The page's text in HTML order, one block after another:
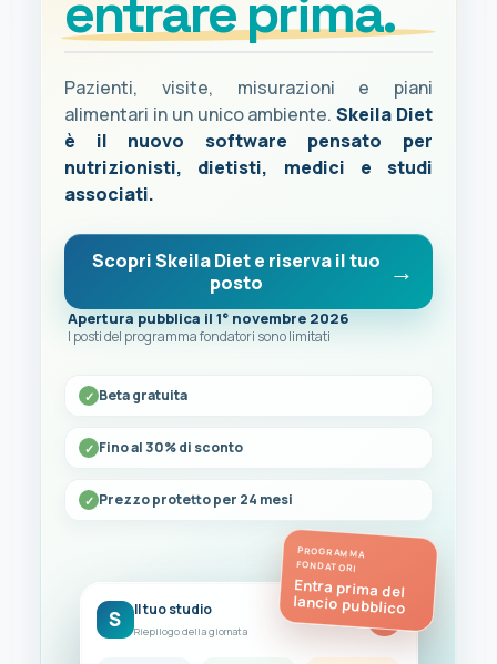
Pazienti, visite, misurazioni e piani
alimentari in un unico ambiente.Skeila Diet
è il nuovo software pensato per
nutrizionisti, dietisti, medici e studi
associati.
Scopri Skeila Diet e riserva il tuo
posto
Apertura pubblica il 1° novembre 2026
I posti del programma fondatori sono limitati
Beta gratuita
Fino al 30% di sconto
Prezzo protetto per 24 mesi
PROGRAMMA
FONDATORI
Entra prima del
lancio pubblico
S Il tuo studio
Riepilogo della giornata
FC